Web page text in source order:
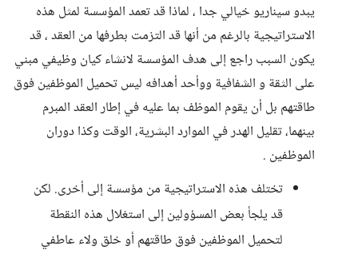
يبدو سيناريو خيالي جدا ، لماذا قد تعمد المؤسسة لمثل هذه
الاستراتيجية بالرغم من أنها قد التزمت بطرفها من العقد ، قد
يكون السبب راجع إلى هدف المؤسسة لانشاء كيان وظيفي مبني
على الثقة و الشفافية ووأحد أهدافه ليس تحميل الموظفين فوق
طاقتهم بل أن يقوم الموظف بما عليه في إطار العقد المبرم
بينهما، تقليل الهدر في الموارد البشرية، الوقت وكذا دوران
الموظفين .
تختلف هذه الاستراتيجية من مؤسسة إلى أخرى. لكن
قد يلجأ بعض المسؤولين إلى استغلال هذه النقطة
لتحميل الموظفين فوق طاقتهم أو خلق ولاء عاطفي